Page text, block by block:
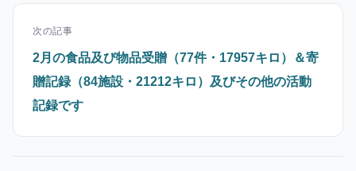
次の記事
2月の食品及び物品受贈（77件・17957キロ）＆寄
贈記録（84施設・21212キロ）及びその他の活動
記録です